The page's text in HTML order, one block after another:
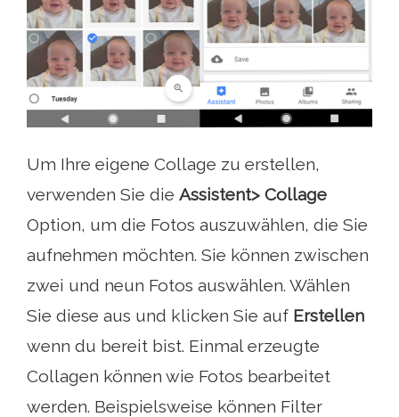
Um Ihre eigene Collage zu erstellen,
verwenden Sie die Assistent> Collage
Option, um die Fotos auszuwählen, die Sie
aufnehmen möchten. Sie können zwischen
zwei und neun Fotos auswählen. Wählen
Sie diese aus und klicken Sie auf Erstellen
wenn du bereit bist. Einmal erzeugte
Collagen können wie Fotos bearbeitet
werden. Beispielsweise können Filter